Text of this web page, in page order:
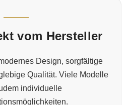
vom Hersteller
Design, sorgfältige
Qualität. Viele Modelle
individuelle